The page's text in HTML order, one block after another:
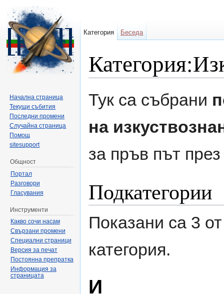
Тук са събрани
на
за пръв път
Подкатегории
Показани са 3
категория.
И
Категория Беседа
Начална страница
Текущи събития
Последни промени
Случайна страница
Помощ
sitesupport
Общност
Портал
Разговори
Гласувания
Инструменти
Какво сочи насам
Свързани промени
Специални страници
Версия за печат
Постоянна препратка
Информация за
страницата